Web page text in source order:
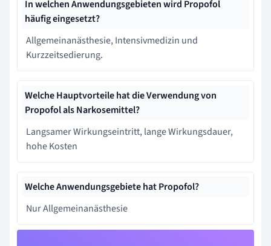
In welchen Anwendungsgebieten wird Propofol
häufig eingesetzt?
Allgemeinanästhesie, Intensivmedizin und
Kurzzeitsedierung.
Welche Hauptvorteile hat die Verwendung von
Propofol als Narkosemittel?
Langsamer Wirkungseintritt, lange Wirkungsdauer,
hohe Kosten
Welche Anwendungsgebiete hat Propofol?
Nur Allgemeinanästhesie